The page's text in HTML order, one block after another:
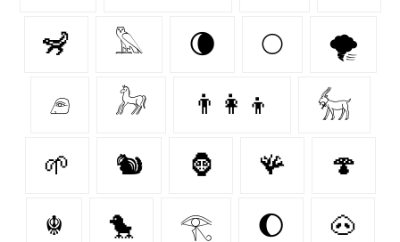
🦨 𓅓 🌘 🌕 🌪️
𓂉 𓃗 👨‍👩‍👦 𓃶
🌱 🐿 🦍 🪸 🍄‍
☬ 🐤 𓂀 🌔 🐽